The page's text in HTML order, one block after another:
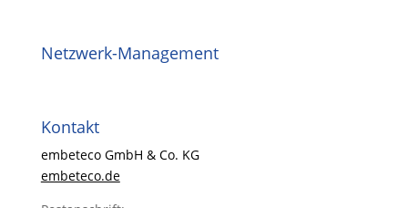
Netzwerk-Management
Kontakt
embeteco GmbH & Co. KG
embeteco.de